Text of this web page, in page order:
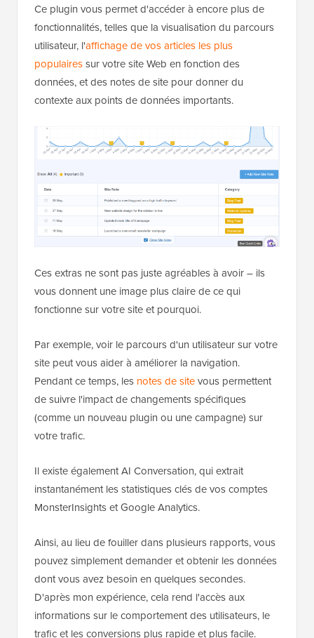
Ce plugin vous permet d'accéder à encore plus de
fonctionnalités, telles que la visualisation du parcours
utilisateur, l'affichage de vos articles les plus
populairessur votre site Web en fonction des
données, et des notes de site pour donner du
contexte aux points de données importants.
Ces extras ne sont pas juste agréables à avoir – ils
vous donnent une image plus claire de ce qui
fonctionne sur votre site et pourquoi.
Par exemple, voir le parcours d'un utilisateur sur votre
site peut vous aider à améliorer la navigation.
Pendant ce temps, les notes de sitevous permettent
de suivre l'impact de changements spécifiques
(comme un nouveau plugin ou une campagne) sur
votre trafic.
Il existe également AI Conversation, qui extrait
instantanément les statistiques clés de vos comptes
MonsterInsights et Google Analytics.
Ainsi, au lieu de fouiller dans plusieurs rapports, vous
pouvez simplement demander et obtenir les données
dont vous avez besoin en quelques secondes.
D'après mon expérience, cela rend l'accès aux
informations sur le comportement des utilisateurs, le
trafic et les conversions plus rapide et plus facile.